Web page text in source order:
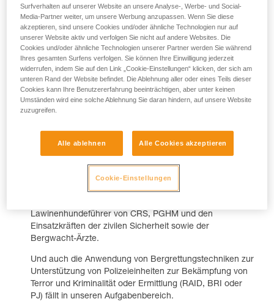
Welche Aufgaben hat das CNEAS?
Die Aufgaben sind vielfältig und konzentrieren sich auf vier
Schwerpunkte:
Ausbildung
Wir sind für die Rekrutierung der Mitglieder der
Spezialeinheit „Bergrettung“ des CRS zuständig. Die
Kandidaten kommen aus ganz Frankreich und aus allen
Ausbildung in Chamonix werden sie einer Einheit des
CRS Alpen oder des CRS Pyrenäen zugeteilt. Während
ihrer Laufbahn kehren sie in regelmäßigen Abständen an
das CNEAS zurück, um ihre Kenntnisse zu aktualisieren
und sich neue Kompetenzen anzueignen.
Lawinenhundeführer von CRS, PGHM und den
Einsatzkräften der zivilen Sicherheit sowie der
Bergwacht-Ärzte.
Und auch die Anwendung von Bergrettungstechniken zur
Unterstützung von Polizeieinheiten zur Bekämpfung von
Terror und Kriminalität oder Ermittlung (RAID, BRI oder
PJ) fällt in unseren Aufgabenbereich.
Surfverhalten auf unserer Website an unsere Analyse-, Werbe- und Social-
Media-Partner weiter, um unsere Werbung anzupassen. Wenn Sie diese
akzeptieren, sind unsere Cookies und/oder ähnliche Technologien nur auf
unserer Website aktiv und verfolgen Sie nicht auf andere Websites. Die
Cookies und/oder ähnliche Technologien unserer Partner werden Sie während
Ihres gesamten Surfens verfolgen. Sie können Ihre Einwilligung jederzeit
widerrufen, indem Sie auf den Link „Cookie-Einstellungen“ klicken, der sich am
unteren Rand der Website befindet. Die Ablehnung aller oder eines Teils dieser
Cookies kann Ihre Benutzererfahrung beeinträchtigen, aber unter keinen
Umständen wird eine solche Ablehnung Sie daran hindern, auf unsere Website
zuzugreifen.
Alle ablehnen Alle Cookies akzeptieren
Cookie-Einstellungen